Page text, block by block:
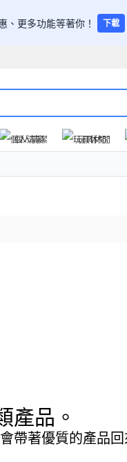
、更多功能等著你！ 下載
個人清潔 玩具休閒
產品。
帶著優質的產品